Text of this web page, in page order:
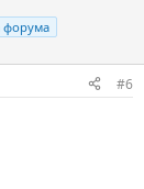
форума
#6